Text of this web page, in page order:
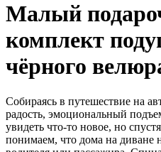
Малый
комплект
чёрного
Собираясь в путешествие на
радость, эмоциональный
увидеть что-то новое, но
понимаем, что дома на диване